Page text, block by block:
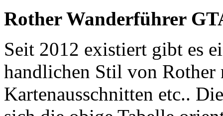
Rother Wanderführer
Seit 2012 existiert gibt es
handlichen Stil von
Kartenausschnitten etc..